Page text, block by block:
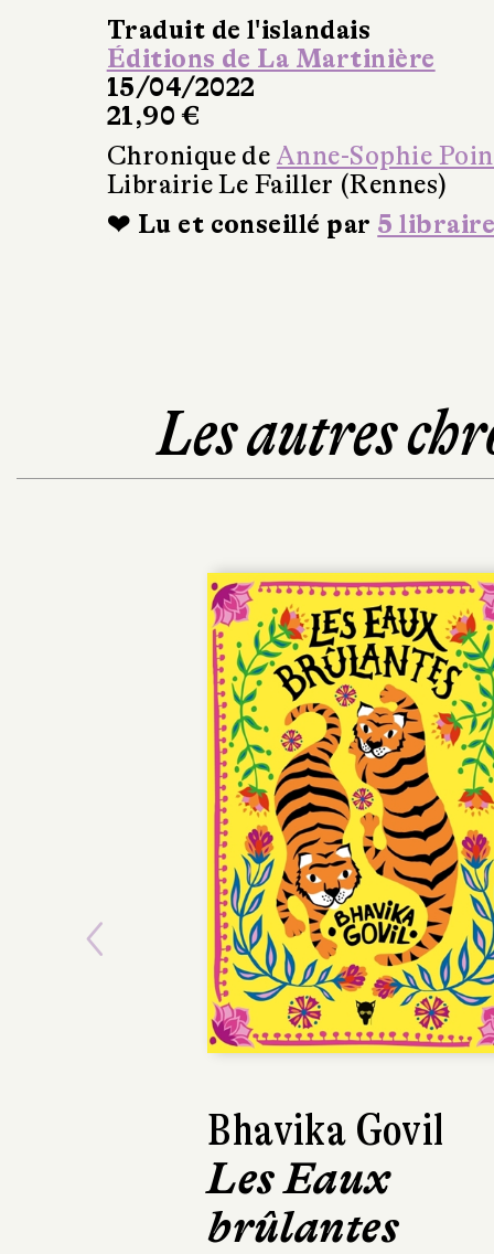
Traduit de l'islandais
Éditions de La Martinière
15/04/2022
21,90 €
Chronique de Anne-Sophie
Librairie Le Failler (Rennes)
❤ Lu et conseillé par 5
Les autres
Francesco
Onesto
Calmann-Lévy
Previous